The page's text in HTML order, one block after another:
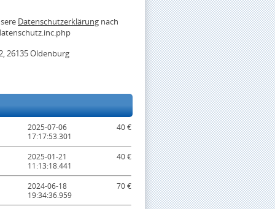
Datenschutzerklärung nach
26135 Oldenburg
2025-07-06
17:17:53.301
40 €
2025-01-21
11:13:18.441
40 €
2024-06-18
19:34:36.959
70 €